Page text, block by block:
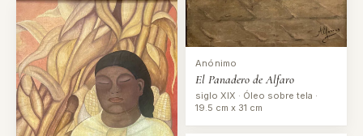
Anónimo
El Panadero de Alfaro
siglo XIX · Óleo sobre tela ·
19.5 cm x 31 cm